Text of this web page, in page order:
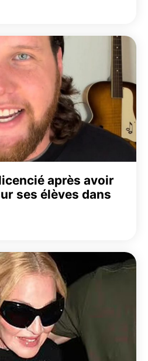
après avoir
ses élèves dans